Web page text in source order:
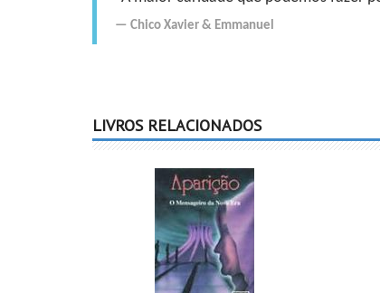
Chico Xavier & Emmanuel
LIVROS RELACIONADOS